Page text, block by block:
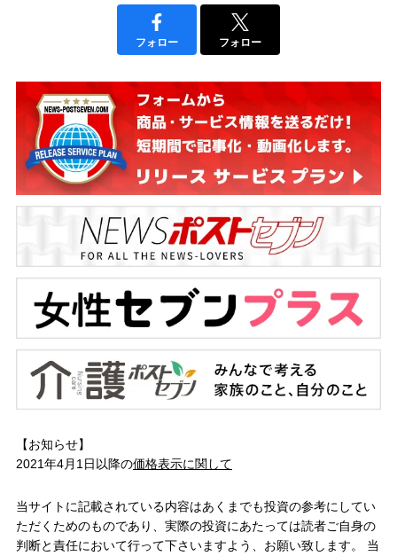
フォロー フォロー
【お知らせ】
2021年4月1日以降の価格表示に関して
当サイトに記載されている内容はあくまでも投資の参考にしてい
ただくためのものであり、実際の投資にあたっては読者ご自身の
判断と責任において行って下さいますよう、お願い致します。 当